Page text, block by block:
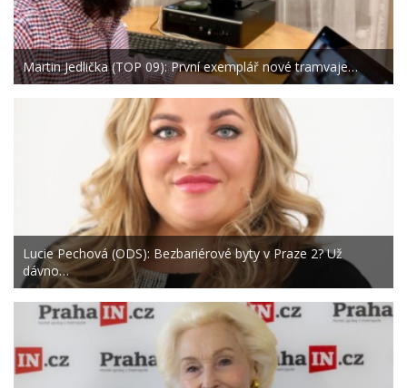
Martin Jedlička (TOP 09): První exemplář nové tramvaje…
Lucie Pechová (ODS): Bezbariérové byty v Praze 2? Už
dávno…